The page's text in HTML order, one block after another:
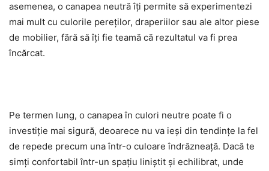
asemenea, o canapea neutră îți permite să experimentezi
mai mult cu culorile pereților, draperiilor sau ale altor piese
de mobilier, fără să îți fie teamă că rezultatul va fi prea
încărcat.
Pe termen lung, o canapea în culori neutre poate fi o
investiție mai sigură, deoarece nu va ieși din tendințe la fel
de repede precum una într-o culoare îndrăzneață. Dacă te
simți confortabil într-un spațiu liniștit și echilibrat, unde